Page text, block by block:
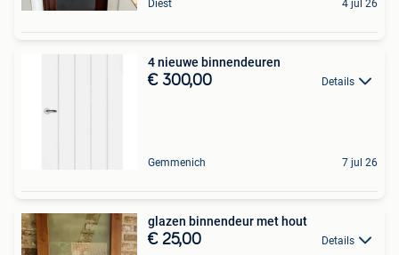
Diest 4 jul 26
4 nieuwe binnendeuren
€ 300,00 Details
Gemmenich 7 jul 26
glazen binnendeur met hout
€ 25,00 Details